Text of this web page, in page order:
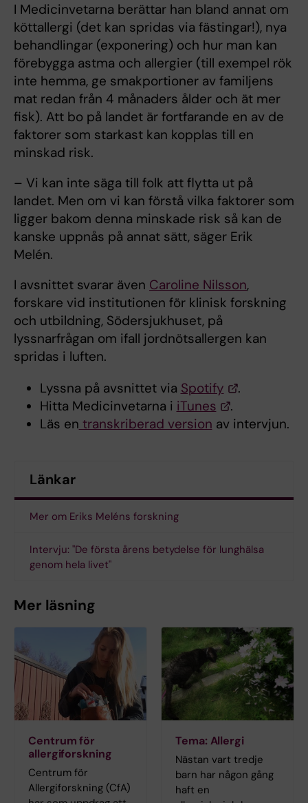
I Medicinvetarna berättar han bland annat om
köttallergi (det kan spridas via fästingar!), nya
behandlingar (exponering) och hur man kan
förebygga astma och allergier (till exempel rök
inte hemma, ge smakportioner av familjens
mat redan från 4 månaders ålder och ät mer
fisk). Att bo på landet är fortfarande en av de
faktorer som starkast kan kopplas till en
minskad risk.
– Vi kan inte säga till folk att flytta ut på
landet. Men om vi kan förstå vilka faktorer som
ligger bakom denna minskade risk så kan de
kanske uppnås på annat sätt, säger Erik
Melén.
I avsnittet svarar även Caroline Nilsson,
forskare vid institutionen för klinisk forskning
och utbildning, Södersjukhuset, på
lyssnarfrågan om ifall jordnötsallergen kan
spridas i luften.
Lyssna på avsnittet via Spotify
.
Hitta Medicinvetarna i iTunes
.
Läs en transkriberad version av intervjun.
Länkar
Mer om Eriks Meléns forskning
Intervju: "De första årens betydelse för lunghälsa
genom hela livet"
Mer läsning
Centrum för
allergiforskning
Centrum för
Allergiforskning (CfA)
Tema: Allergi
Nästan vart tredje
barn har någon gång
haft en